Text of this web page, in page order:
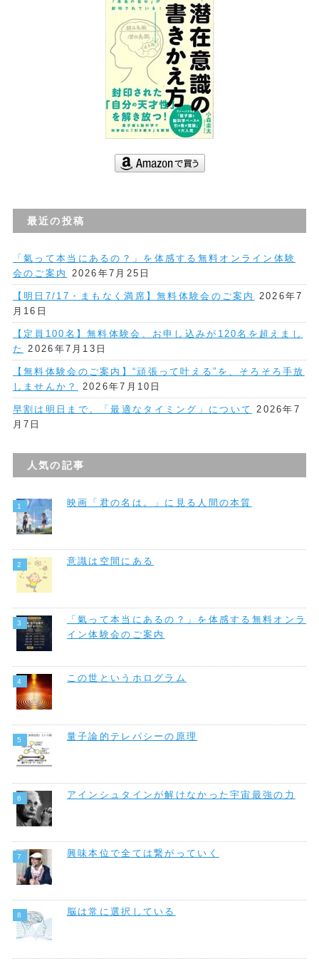
最近の投稿
「氣って本当にあるの？」を体感する無料オンライン体験
会のご案内
2026年7月25日
【明日7/17・まもなく満席】無料体験会のご案内
2026年7
月16日
【定員100名】無料体験会、お申し込みが120名を超えまし
た
2026年7月13日
【無料体験会のご案内】“頑張って叶える”を、そろそろ手放
しませんか？
2026年7月10日
早割は明日まで。「最適なタイミング」について
2026年7
月7日
人気の記事
映画「君の名は。」に見る人間の本質
意識は空間にある
「氣って本当にあるの？」を体感する無料オンラ
イン体験会のご案内
この世というホログラム
量子論的テレパシーの原理
アインシュタインが解けなかった宇宙最強の力
興味本位で全ては繋がっていく
脳は常に選択している